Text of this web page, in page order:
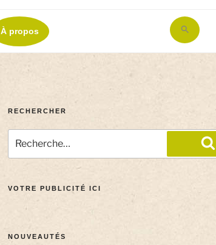
À propos
for:
RECHERCHER
VOTRE PUBLICITÉ ICI
NOUVEAUTÉS